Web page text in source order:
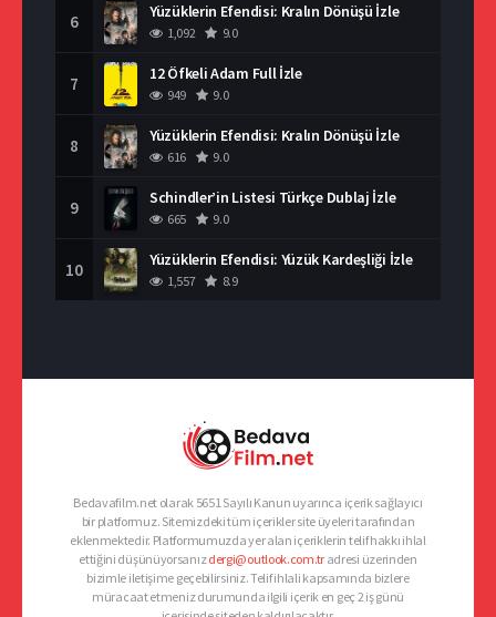
6 Yüzüklerin Efendisi: Kralın Dönüşü İzle
1,092 9.0
7 12 Öfkeli Adam Full İzle
949 9.0
8 Yüzüklerin Efendisi: Kralın Dönüşü İzle
616 9.0
9 Schindler’in Listesi Türkçe Dublaj İzle
665 9.0
10 Yüzüklerin Efendisi: Yüzük Kardeşliği İzle
1,557 8.9
Bedavafilm.net olarak 5651 Sayılı Kanun uyarınca içerik sağlayıcı
bir platformuz. Sitemizdeki tüm içerikler site üyeleri tarafından
eklenmektedir. Platformumuzda yer alan içeriklerin telif hakkı ihlal
ettiğini düşünüyorsanızdergi@outlook.com.tr adresi üzerinden
bizimle iletişime geçebilirsiniz. Telif ihlali kapsamında bizlere
müracaat etmeniz durumunda ilgili içerik en geç 2 iş günü